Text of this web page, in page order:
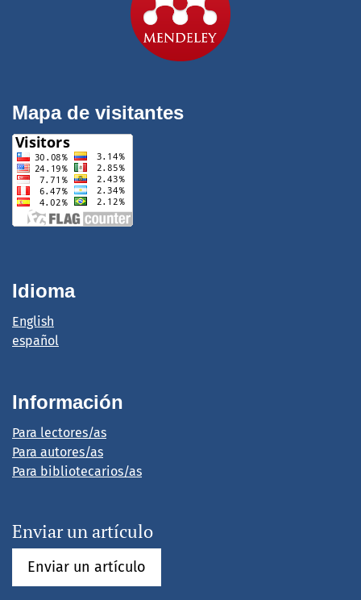
Mapa de visitantes
Idioma
English
español
Información
Para lectores/as
Para autores/as
Para bibliotecarios/as
Enviar un artículo
Enviar un artículo